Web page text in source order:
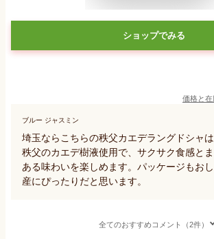
ショップでみる
価格と在
ブルー ジャスミン
埼玉ならこちらの秩父カエデラングドシャは
秩父のカエデ樹液使用で、サクサク食感と
ある味わいを楽しめます。パッケージもお
産にぴったりだと思います。
全てのおすすめコメント（2件）